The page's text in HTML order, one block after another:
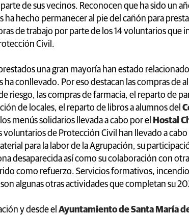
de sus vecinos. Reconocen que ha sido un
ha hecho permanecer al pie del cañón para
de trabajo por parte de los 14 voluntarios que
Civil.
una gran mayoría han estado
ha conllevado. Por eso destacan las compras de
riesgo, las compras de farmacia, el reparto de
de locales, el reparto de libros a alumnos del
menús solidarios llevada a cabo por el
Hostal
voluntarios de Protección Civil han llevado a cabo
para la labor de la Agrupación, su
desaparecida así como su colaboración con
como refuerzo. Servicios formativos,
algunas otras actividades que completan su
y desde el Ayuntamiento de Santa María